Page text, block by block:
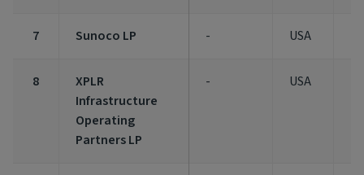
7 Sunoco LP - USA
8
XPLR
Infrastructure
Operating
Partners LP
- USA